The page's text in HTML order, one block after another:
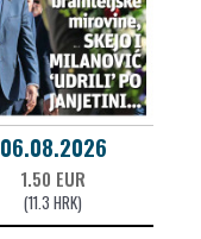
06.08.2026
1.50 EUR
(11.3 HRK)